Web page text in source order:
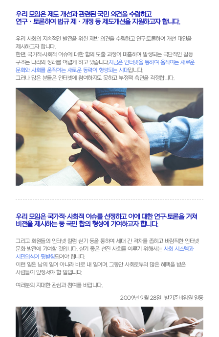
우리 모임은 제도 개선과 관련된 국민 의견을 수렴하고
연구 · 토론하여 법규 제 · 개정 등 제도개선을 지원하고자 합니다.
우리 사회의 지속적인 발전을 위한 제반 의견을 수렴하고 연구.토론하여 개선 대안을
제시하고자 합니다.
한편, 국가적∙사회적 이슈에 대한 합의 도출 과정이 미흡하여 발생되는 극단적인 갈등
구조는 나라의 장래를 어렵게 하고 있습니다.지금은 인터넷을 통하여 움직이는 새로운
문화와 사회를 움직이는 새로운 동력이 형성되는 시대입니다.
그러나 많은 분들은 인터넷에 참여하지도 못하고 부정적 측면을 걱정합니다.
우리 모임은 국가적·사회적 이슈를 선정하고 이에 대한 연구∙토론을 거쳐
비전을 제시하는 등 국민 합의 형성에 기여하고자 합니다.
그리고 회원들의 인터넷 칼럼 싣기 등을 통하여 세대 간 격차를 좁히고 바람직한 인터넷
문화 발전에 기여할 것입니다. 살기 좋은 선진 사회를 이루기 위해서는 사회 시스템과
시민의식이 뒷받침되어야 합니다.
이런 일은 남의 일이 아니라 바로 내 일이며, 그동안 사회로부터 많은 혜택을 받은
사람들이 앞장서야 할 일입니다.
여러분의 지대한 관심과 참여를 바랍니다.
2009년 9월 28일 발기준비위원 일동